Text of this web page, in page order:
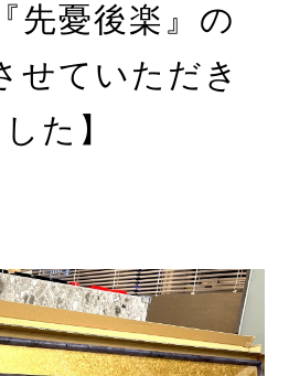
先憂後楽』の
せていただき
た】